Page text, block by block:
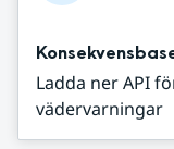
Ladda ner API
vädervarningar